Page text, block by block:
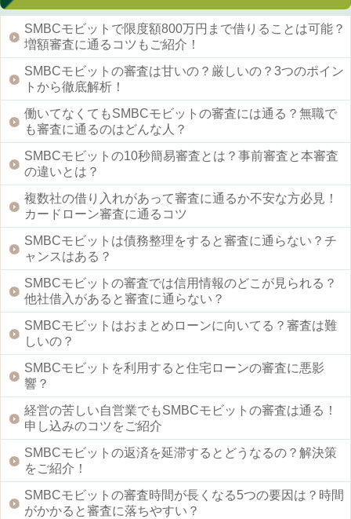
SMBCモビットで限度額800万円まで借りることは可能？
増額審査に通るコツもご紹介！
SMBCモビットの審査は甘いの？厳しいの？3つのポイン
トから徹底解析！
働いてなくてもSMBCモビットの審査には通る？無職で
も審査に通るのはどんな人？
SMBCモビットの10秒簡易審査とは？事前審査と本審査
の違いとは？
複数社の借り入れがあって審査に通るか不安な方必見！
カードローン審査に通るコツ
SMBCモビットは債務整理をすると審査に通らない？チ
ャンスはある？
SMBCモビットの審査では信用情報のどこが見られる？
他社借入があると審査に通らない？
SMBCモビットはおまとめローンに向いてる？審査は難
しいの？
SMBCモビットを利用すると住宅ローンの審査に悪影
響？
経営の苦しい自営業でもSMBCモビットの審査は通る！
申し込みのコツをご紹介
SMBCモビットの返済を延滞するとどうなるの？解決策
をご紹介！
SMBCモビットの審査時間が長くなる5つの要因は？時間
がかかると審査に落ちやすい？